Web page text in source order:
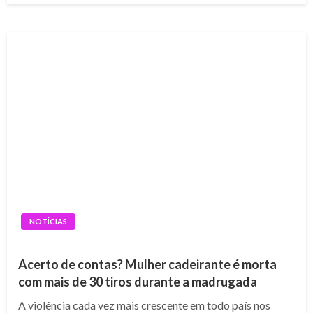
NOTÍCIAS
Acerto de contas? Mulher cadeirante é morta
com mais de 30 tiros durante a madrugada
A violência cada vez mais crescente em todo país nos